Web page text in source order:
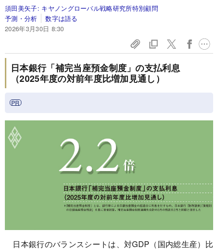
須田美矢子: キヤノングローバル戦略研究所特別顧問
予測・分析
数字は語る
2026年3月30日 8:30
日本銀行「補完当座預金制度」の支払利息
（2025年度の対前年度比増加見通し）
日本銀行のバランスシートは、対GDP（国内総生産）比